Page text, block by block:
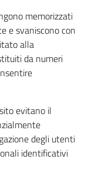
memorizzati
e svaniscono con
alla
da numeri
evitano il
degli utenti
identificativi